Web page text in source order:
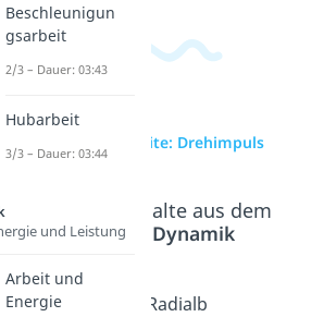
zur Videoseite: Drehimpuls
Beliebte Inhalte aus dem
Bereich Dynamik
Drallsat
Radialb
Beschleunigun
gsarbeit
2/3 – Dauer: 03:43
Hubarbeit
3/3 – Dauer: 03:44
und Leistung
Arbeit und
Energie